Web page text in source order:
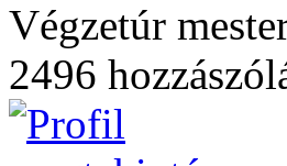
Végzetúr
2496